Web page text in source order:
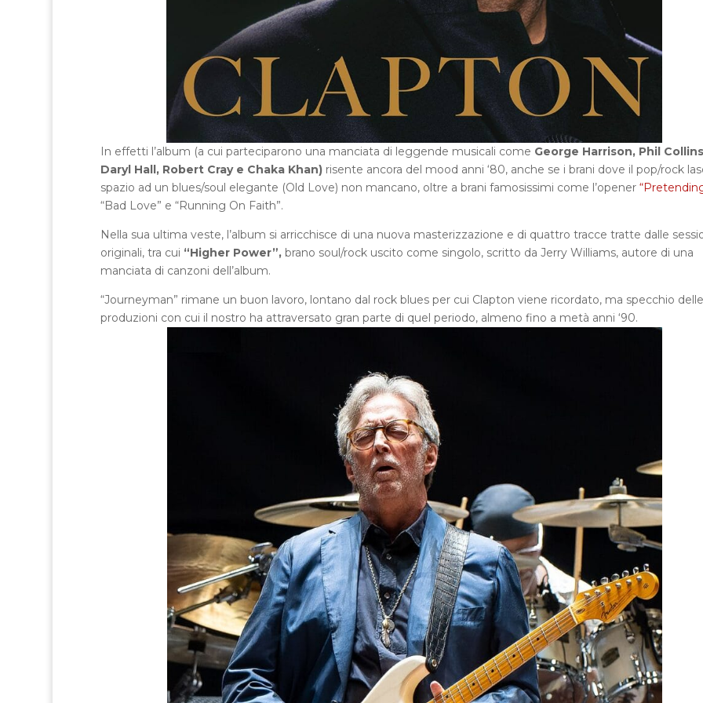
In effetti l’album (a cui parteciparono una manciata di leggende musicali come George Harrison, Phil
Daryl Hall, Robert Cray e Chaka Khan)risente ancora del mood anni ‘80, anche se i brani dove il pop/rock
spazio ad un blues/soul elegante (Old Love) non mancano, oltre a brani famosissimi come l’opener
“Bad Love” e “Running On Faith”.
Nella sua ultima veste, l’album si arricchisce di una nuova masterizzazione e di quattro tracce tratte dalle
originali, tra cui “Higher Power”, brano soul/rock uscito come singolo, scritto da Jerry Williams, autore di una
manciata di canzoni dell’album.
“Journeyman” rimane un buon lavoro, lontano dal rock blues per cui Clapton viene ricordato, ma specchio delle
produzioni con cui il nostro ha attraversato gran parte di quel periodo, almeno fino a metà anni ‘90.